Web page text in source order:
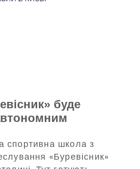
буде
—
Благодійний
Парамонова
спортивна школа з
«Буревісник»